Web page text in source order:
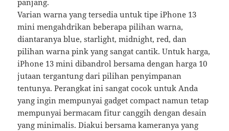
panjang.
Varian warna yang tersedia untuk tipe iPhone 13
mini mengahdrikan beberapa pilihan warna,
diantaranya blue, starlight, midnight, red, dan
pilihan warna pink yang sangat cantik. Untuk harga,
iPhone 13 mini dibandrol bersama dengan harga 10
jutaan tergantung dari pilihan penyimpanan
tentunya. Perangkat ini sangat cocok untuk Anda
yang ingin mempunyai gadget compact namun tetap
mempunyai bermacam fitur canggih dengan desain
yang minimalis. Diakui bersama kameranya yang